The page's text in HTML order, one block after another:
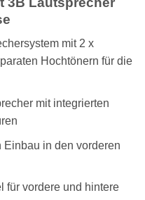
mit 2 x
Hochtönern für die
mit integrierten
Einbau in den vorderen
für vordere und hintere